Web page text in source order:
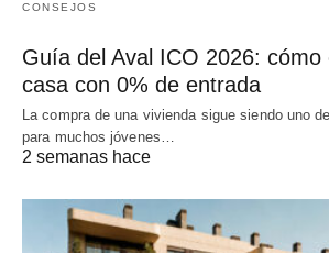
CONSEJOS
Guía del Aval ICO 2026: cómo
casa con 0% de entrada
La compra de una vivienda sigue siendo uno
para muchos jóvenes…
2 semanas hace